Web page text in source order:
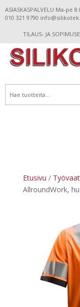
ASIASKASPALVELU Ma-pe
010 321 9790
TILAUS- JA
Etusivu /
AllroundWork,